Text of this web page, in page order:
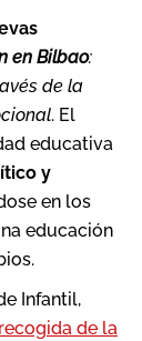
en Bilbao:
de la
. El
educativa
y
en los
educación
Infantil,
recogida de la